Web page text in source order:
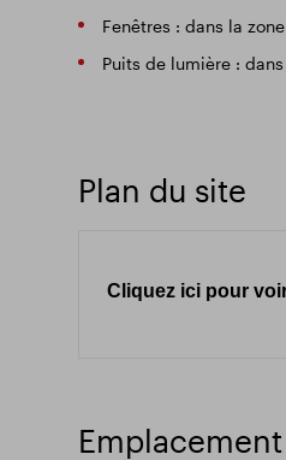
Fenêtres : dans la
Puits de lumière :
Plan du site
Cliquez ici pour
Emplacement